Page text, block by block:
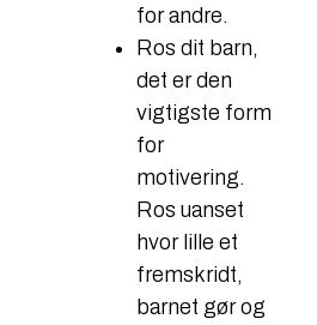
for andre.
Ros dit barn,
det er den
vigtigste form
for
motivering.
Ros uanset
hvor lille et
fremskridt,
barnet gør og